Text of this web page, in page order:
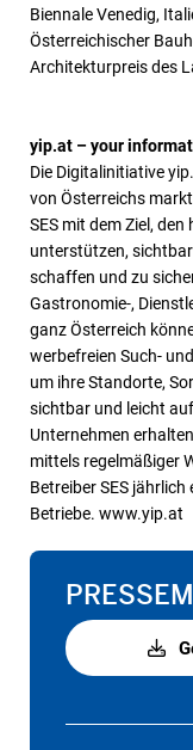
Biennale Venedig,
Österreichischer
Architekturpreis des
yip.at – your
Die Digitalinitiative
von Österreichs
SES mit dem Ziel,
unterstützen,
schaffen und zu
Gastronomie-,
ganz Österreich
werbefreien Such-
um ihre Standorte,
sichtbar und leicht
Unternehmen
mittels regelmäßiger
Betreiber SES
Betriebe. www.yip.at